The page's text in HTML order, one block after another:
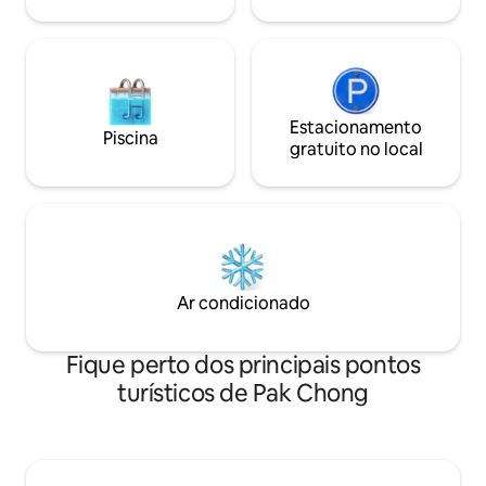
comodidades.
Piscina
Estacionamento
gratuito no local
Ar condicionado
Fique perto dos principais pontos
turísticos de Pak Chong